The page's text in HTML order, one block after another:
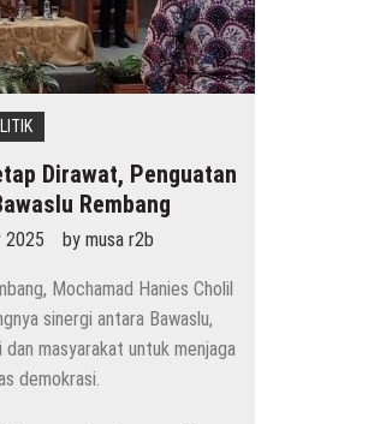
Dirawat, Penguatan
Rembang
2025 by musa r2b
Mochamad Hanies Cholil
sinergi antara Bawaslu,
masyarakat untuk menjaga
demokrasi.